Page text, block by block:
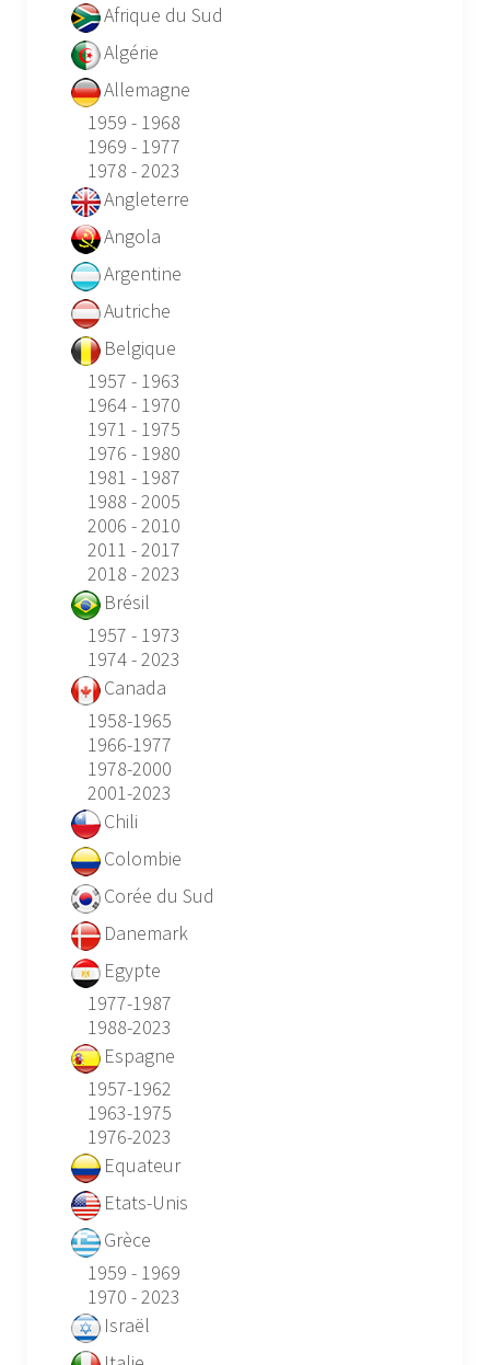
Afrique du Sud
Algérie
Allemagne
1959 - 1968
1969 - 1977
1978 - 2023
Angleterre
Angola
Argentine
Autriche
Belgique
1957 - 1963
1964 - 1970
1971 - 1975
1976 - 1980
1981 - 1987
1988 - 2005
2006 - 2010
2011 - 2017
2018 - 2023
Brésil
1957 - 1973
1974 - 2023
Canada
1958-1965
1966-1977
1978-2000
2001-2023
Chili
Colombie
Corée du Sud
Danemark
Egypte
1977-1987
1988-2023
Espagne
1957-1962
1963-1975
1976-2023
Equateur
Etats-Unis
Grèce
1959 - 1969
1970 - 2023
Israël